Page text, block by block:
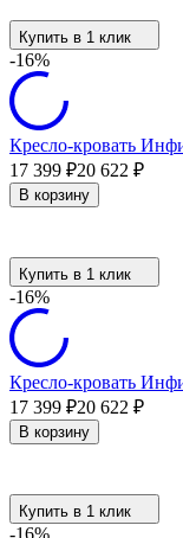
Купить в 1 клик
-16%
Кресло-кровать
17 399 ₽20 622 ₽
В корзину
Купить в 1 клик
-16%
Кресло-кровать
17 399 ₽20 622 ₽
В корзину
Купить в 1 клик
-16%